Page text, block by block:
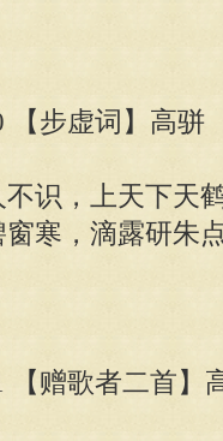
【步虚词】高骈
识，上天下天
寒，滴露研朱
【赠歌者二首】